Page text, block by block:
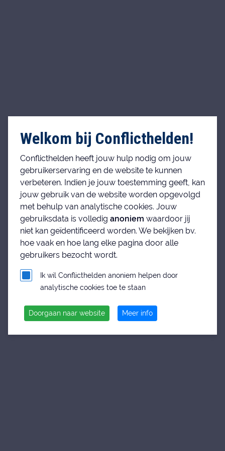
Welkom bij Conflicthelden!
Conflicthelden heeft jouw hulp nodig om jouw
gebruikerservaring en de website te kunnen
verbeteren. Indien je jouw toestemming geeft, kan
jouw gebruik van de website worden opgevolgd
met behulp van analytische cookies. Jouw
gebruiksdata is volledig anoniem waardoor jij
niet kan geïdentificeerd worden. We bekijken bv.
hoe vaak en hoe lang elke pagina door alle
gebruikers bezocht wordt.
Ik wil Conflicthelden anoniem helpen door
analytische cookies toe te staan
Doorgaan naar website Meer info